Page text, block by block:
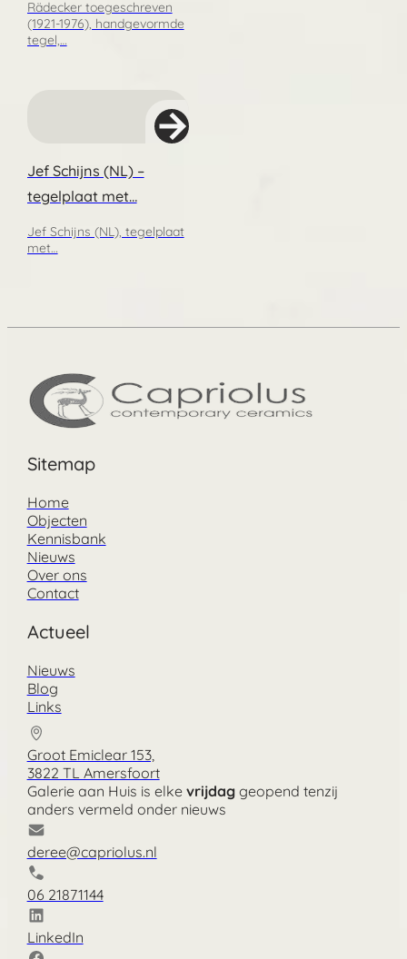
Rädecker toegeschreven
(1921-1976), handgevormde
tegel,…
Jef Schijns (NL) –
tegelplaat met…
Jef Schijns (NL), tegelplaat
met…
Sitemap
Home
Objecten
Kennisbank
Nieuws
Over ons
Contact
Actueel
Nieuws
Blog
Links
Groot Emiclear 153,
3822 TL Amersfoort
Galerie aan Huis is elke vrijdaggeopend tenzij
anders vermeld onder nieuws
deree@capriolus.nl
06 21871144
LinkedIn